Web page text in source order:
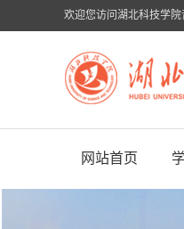
欢迎您访问湖北科技学院
网站首页